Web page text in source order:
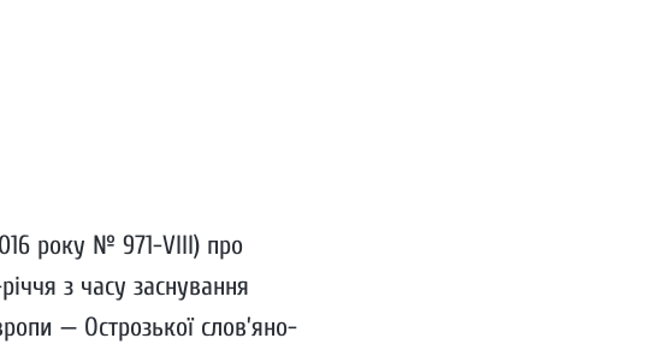
року № 971-VIII) про
з часу заснування
— Острозької слов’яно-